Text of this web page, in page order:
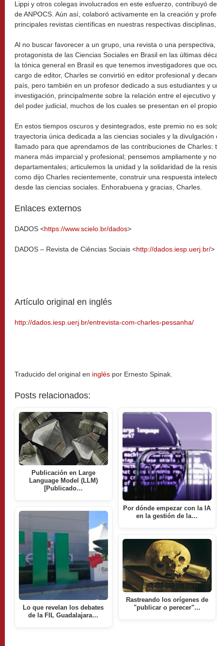
Lippi y otros colegas involucrados en este esfuerzo, contribuyó
de ANPOCS. Aún así, colaboró activamente en la creación y
principales revistas científicas en nuestras respectivas
Al no buscar favorecer a un grupo, una revista o una
protagonista de las Ciencias Sociales en Brasil en las últimas
la tónica general en Brasil es que tenemos investigadores que
cargo de editor, Charles se convirtió en editor profesional y
país, pero también en un profesor dedicado a sus estudiantes y
investigación, principalmente sobre la relación entre el ejecutivo
del poder judicial, muchos de los cuales se presentan en el
En estos tiempos oscuros y desintegrados, este premio no es
trayectoria única dedicada a las ciencias sociales y la
llamado para que aprendamos de las contribuciones de Charles:
manera más imparcial y profesional; pensemos ampliamente y
departamentales; articulemos la unidad y la solidaridad de la
como dijo Charles recientemente, construir una respuesta
desde las ciencias sociales. Enhorabuena y gracias, Charles.
Enlaces externos
DADOS <https://www.scielo.br/dados>
DADOS – Revista de Ciências Sociais <http://dados.iesp.uerj.br/>
Artículo original en inglés
http://dados.iesp.uerj.br/entrevista-com-charles-pessanha/
Traducido del original en inglés por Ernesto Spinak.
Posts relacionados:
Publicación en Large
Language Model (LLM)
[Publicado…
Lo que revelan los debates
de la FIL Guadalajara…
Por dónde empezar con la IA
en la gestión de la…
Rastreando los orígenes de
"publicar o perecer"…